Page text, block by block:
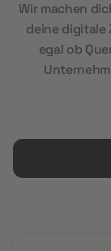
Wir machen
deine digitale
egal ob